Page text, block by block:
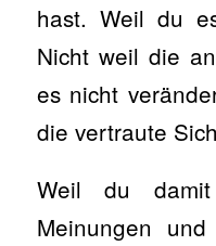
hast. Weil du
Nicht weil die
es nicht
die vertraute
Weil du
Meinungen